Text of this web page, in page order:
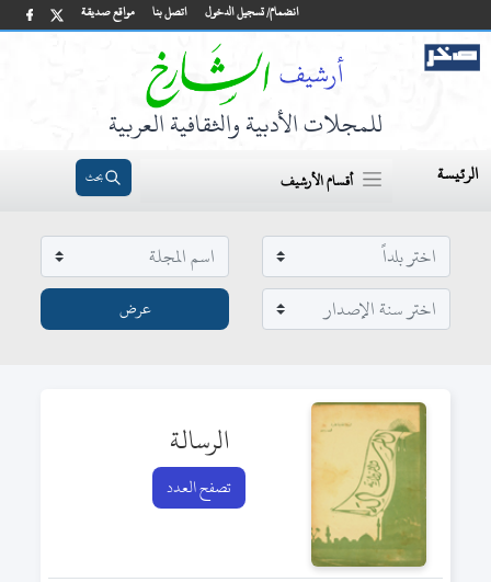
مواقع صديقة اتصل بنا انضمام/ تسجيل الدخول
للمجلات الأدبية والثقافية العربية
الرئيسة أقسام الأرشيف بحث
الرسالة
تصفح العدد